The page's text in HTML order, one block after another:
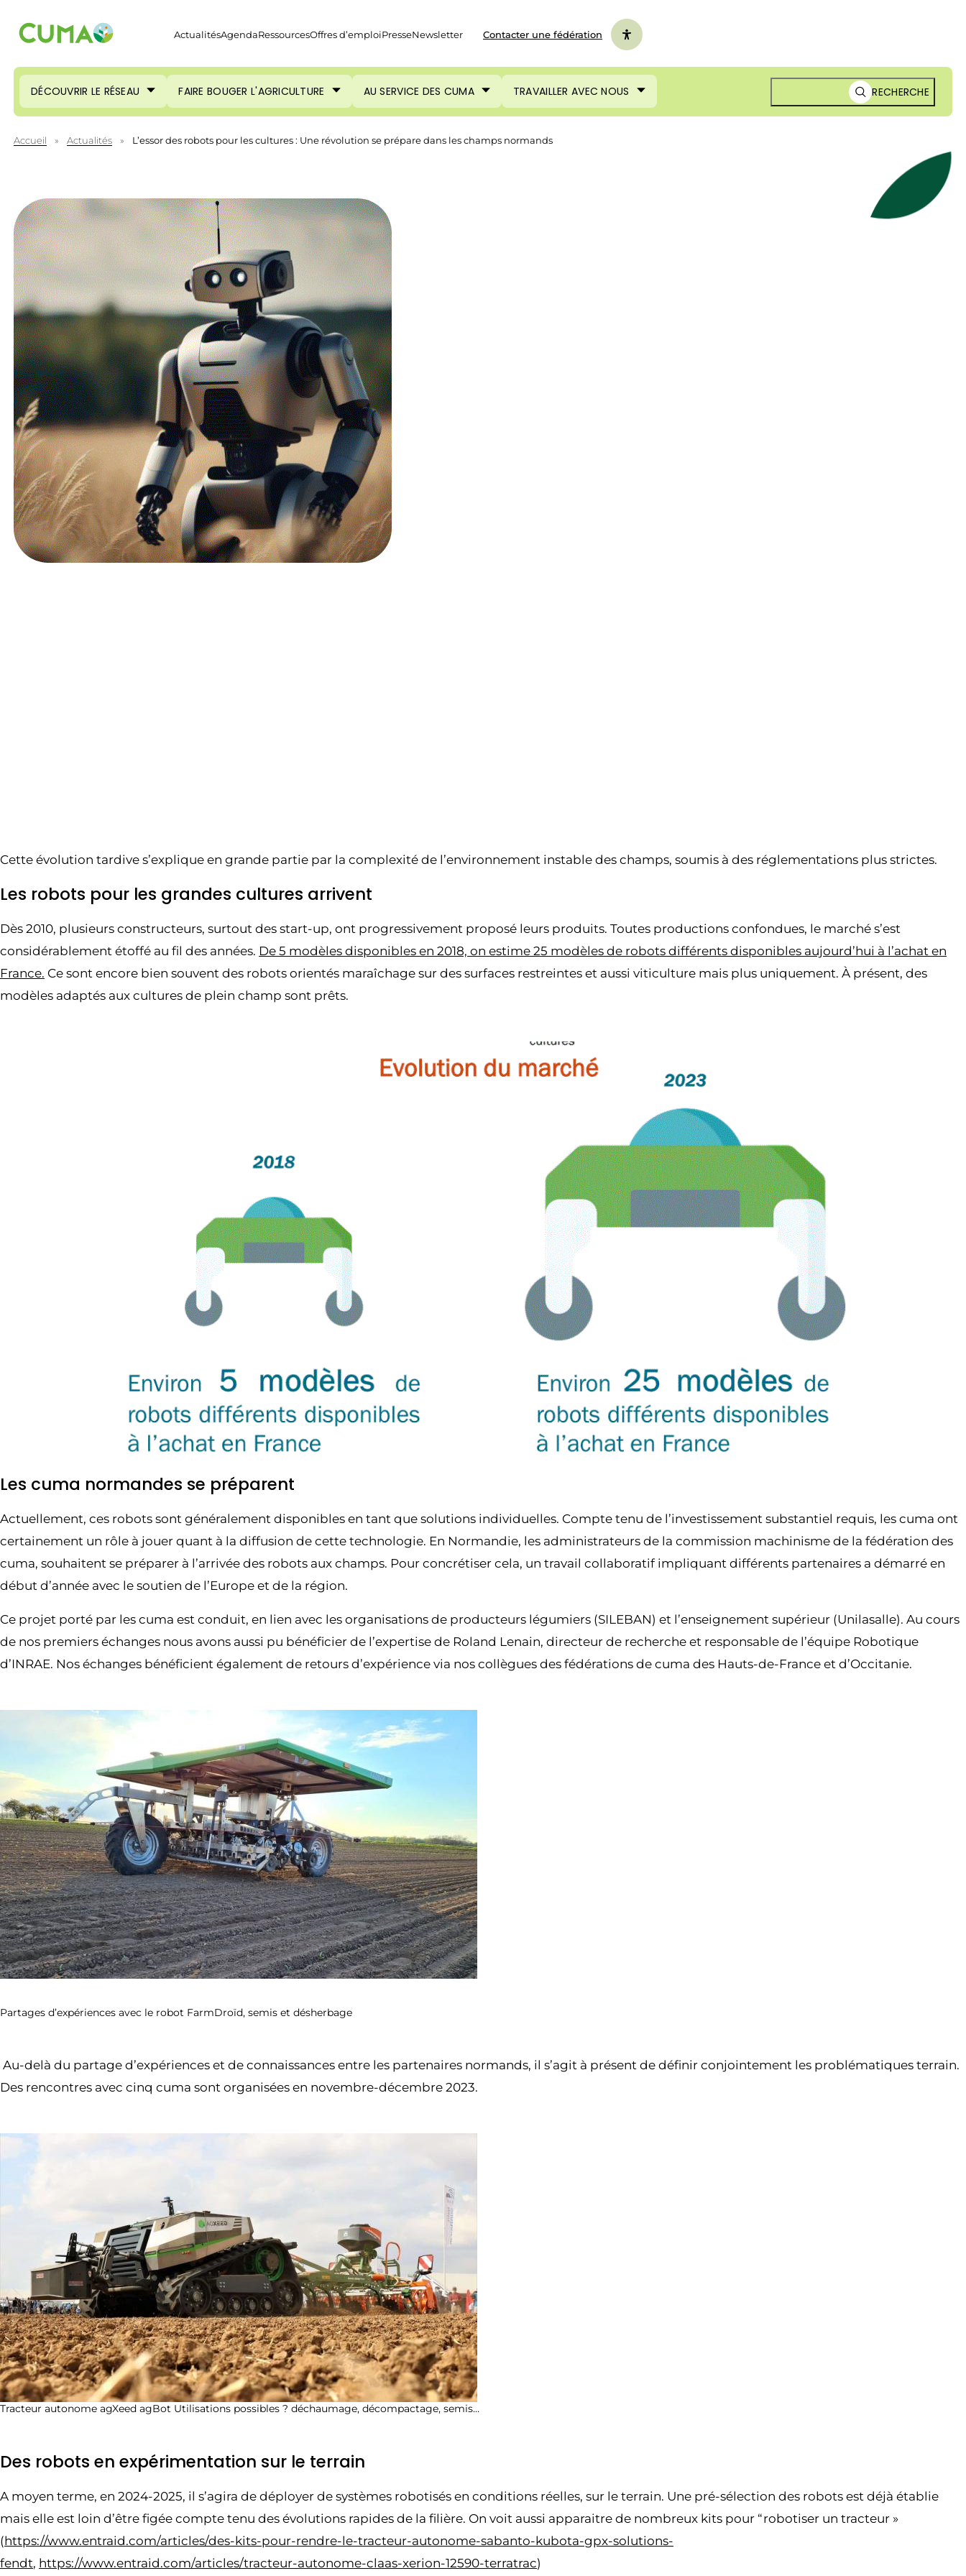
ActualitésAgendaRessourcesOffres d’emploiPresseNewsletter Contacter une fédération
DÉCOUVRIR LE RÉSEAU FAIRE BOUGER L'AGRICULTURE AU SERVICE DES CUMA TRAVAILLER AVEC NOUS RECHERCHE
Accueil » Actualités » L’essor des robots pour les cultures : Une révolution se prépare dans les champs normands
Cette évolution tardive s’explique en grande partie par la complexité de l’environnement instable des champs, soumis à des réglementations plus strictes.
Les robots pour les grandes cultures arrivent
Dès 2010, plusieurs constructeurs, surtout des start-up, ont progressivement proposé leurs produits. Toutes productions confondues, le marché s’est
considérablement étoffé au fil des années. De 5 modèles disponibles en 2018, on estime 25 modèles de robots différents disponibles aujourd’hui à l’achat en
France. Ce sont encore bien souvent des robots orientés maraîchage sur des surfaces restreintes et aussi viticulture mais plus uniquement. À présent, des
modèles adaptés aux cultures de plein champ sont prêts.
Les cuma normandes se préparent
Actuellement, ces robots sont généralement disponibles en tant que solutions individuelles. Compte tenu de l’investissement substantiel requis, les cuma ont
certainement un rôle à jouer quant à la diffusion de cette technologie. En Normandie, les administrateurs de la commission machinisme de la fédération des
cuma, souhaitent se préparer à l’arrivée des robots aux champs. Pour concrétiser cela, un travail collaboratif impliquant différents partenaires a démarré en
début d’année avec le soutien de l’Europe et de la région.
Ce projet porté par les cuma est conduit, en lien avec les organisations de producteurs légumiers (SILEBAN) et l’enseignement supérieur (Unilasalle). Au cours
de nos premiers échanges nous avons aussi pu bénéficier de l’expertise de Roland Lenain, directeur de recherche et responsable de l’équipe Robotique
d’INRAE. Nos échanges bénéficient également de retours d’expérience via nos collègues des fédérations de cuma des Hauts-de-France et d’Occitanie.
Partages d’expériences avec le robot FarmDroïd, semis et désherbage
Au-delà du partage d’expériences et de connaissances entre les partenaires normands, il s’agit à présent de définir conjointement les problématiques terrain.
Des rencontres avec cinq cuma sont organisées en novembre-décembre 2023.
Tracteur autonome agXeed agBot Utilisations possibles ? déchaumage, décompactage, semis…
Des robots en expérimentation sur le terrain
A moyen terme, en 2024-2025, il s’agira de déployer de systèmes robotisés en conditions réelles, sur le terrain. Une pré-sélection des robots est déjà établie
mais elle est loin d’être figée compte tenu des évolutions rapides de la filière. On voit aussi apparaitre de nombreux kits pour “robotiser un tracteur »
(https://www.entraid.com/articles/des-kits-pour-rendre-le-tracteur-autonome-sabanto-kubota-gpx-solutions-
fendt, https://www.entraid.com/articles/tracteur-autonome-claas-xerion-12590-terratrac)